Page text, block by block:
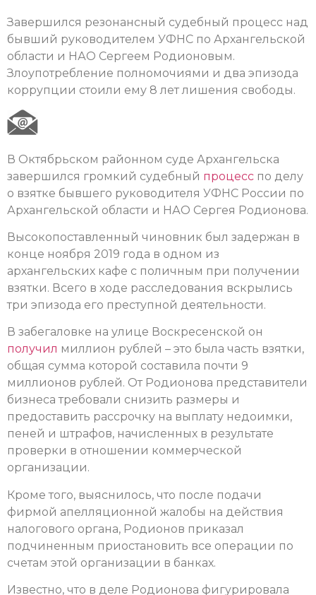
Завершился резонансный судебный процесс над
бывший руководителем УФНС по Архангельской
области и НАО Сергеем Родионовым.
Злоупотребление полномочиями и два эпизода
коррупции стоили ему 8 лет лишения свободы.
В Октябрьском районном суде Архангельска
завершился громкий судебный процесс по делу
о взятке бывшего руководителя УФНС России по
Архангельской области и НАО Сергея Родионова.
Высокопоставленный чиновник был задержан в
конце ноября 2019 года в одном из
архангельских кафе с поличным при получении
взятки. Всего в ходе расследования вскрылись
три эпизода его преступной деятельности.
В забегаловке на улице Воскресенской он
получил миллион рублей – это была часть взятки,
общая сумма которой составила почти 9
миллионов рублей. От Родионова представители
бизнеса требовали снизить размеры и
предоставить рассрочку на выплату недоимки,
пеней и штрафов, начисленных в результате
проверки в отношении коммерческой
организации.
Кроме того, выяснилось, что после подачи
фирмой апелляционной жалобы на действия
налогового органа, Родионов приказал
подчиненным приостановить все операции по
счетам этой организации в банках.
Известно, что в деле Родионова фигурировала